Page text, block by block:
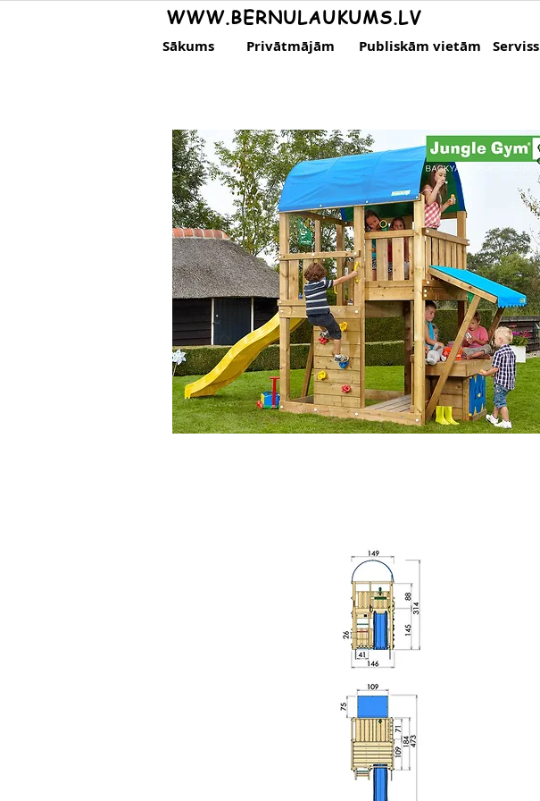
WWW.BERNULAUKUMS.LV
Sākums Privātmājām Publiskām vietām Serviss